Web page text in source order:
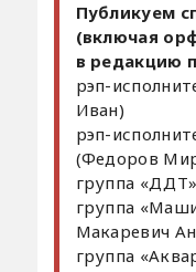
Публикуем
(включая
в редакцию
рэп-
Иван)
рэп-
(Федоров
группа
группа
Макаревич
группа